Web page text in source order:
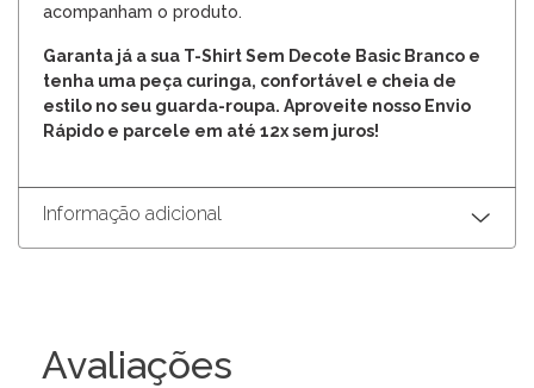
acompanham o produto.
Garanta já a sua T-Shirt Sem Decote Basic Branco e
tenha uma peça curinga, confortável e cheia de
estilo no seu guarda-roupa. Aproveite nosso Envio
Rápido e parcele em até 12x sem juros!
Informação adicional
Avaliações